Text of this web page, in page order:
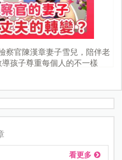
察官陳漢章妻子雪兒，陪伴老
孩子尊重每個人的不一樣
看更多